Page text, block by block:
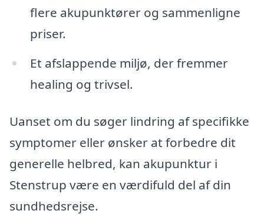
flere akupunktører og sammenligne
priser.
Et afslappende miljø, der fremmer
healing og trivsel.
Uanset om du søger lindring af specifikke
symptomer eller ønsker at forbedre dit
generelle helbred, kan akupunktur i
Stenstrup være en værdifuld del af din
sundhedsrejse.